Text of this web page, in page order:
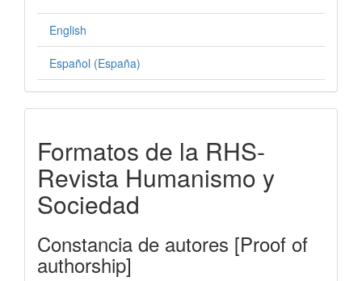
English
Español (España)
rhs
Formatos de la RHS-
Revista Humanismo y
Sociedad
Constancia de autores [Proof of
authorship]